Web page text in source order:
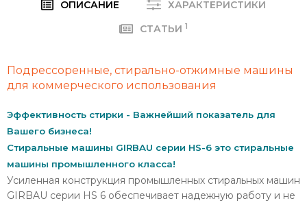
ОПИСАНИЕ
ХАРАКТЕРИСТИКИ
СТАТЬИ 1
Подрессоренные, стирально-отжимные машины
для коммерческого использования
Эффективность стирки - Важнейший показатель для
Вашего бизнеса!
Стиральные машины GIRBAU серии HS-6 это стиральные
машины промышленного класса!
Усиленная конструкция промышленных стиральных машин
GIRBAU серии HS 6 обеспечивает надежную работу и не